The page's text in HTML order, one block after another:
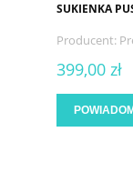
SUKIENKA
Producent:
399,00 zł